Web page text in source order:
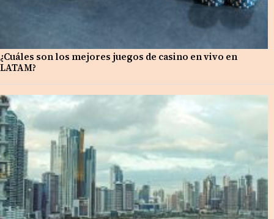
¿Cuáles son los mejores juegos de casino en vivo en
LATAM?